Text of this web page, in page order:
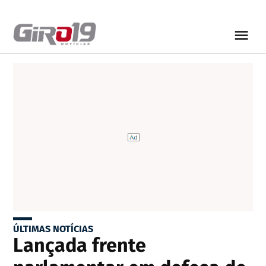
ÚLTIMAS NOTÍCIAS
Lançada frente